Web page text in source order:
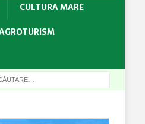
CULTURA MARE